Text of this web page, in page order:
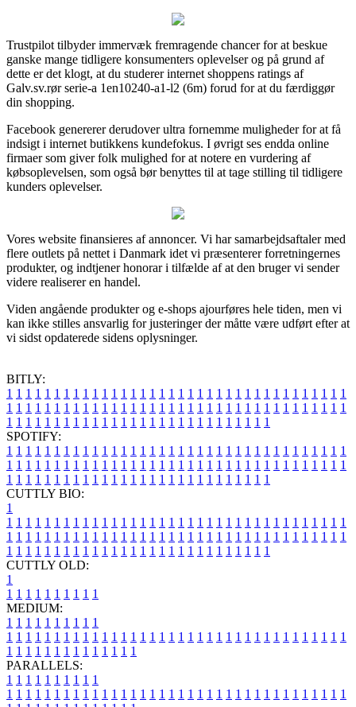
Trustpilot tilbyder immervæk fremragende chancer for at beskue
ganske mange tidligere konsumenters oplevelser og på grund af
dette er det klogt, at du studerer internet shoppens ratings af
Galv.sv.rør serie-a 1en10240-a1-l2 (6m) forud for at du færdiggør
din shopping.
Facebook genererer derudover ultra fornemme muligheder for at få
indsigt i internet butikkens kundefokus. I øvrigt ses endda online
firmaer som giver folk mulighed for at notere en vurdering af
købsoplevelsen, som også bør benyttes til at tage stilling til tidligere
kunders oplevelser.
Vores website finansieres af annoncer. Vi har samarbejdsaftaler med
flere outlets på nettet i Danmark idet vi præsenterer forretningernes
produkter, og indtjener honorar i tilfælde af at den bruger vi sender
videre realiserer en handel.
Viden angående produkter og e-shops ajourføres hele tiden, men vi
kan ikke stilles ansvarlig for justeringer der måtte være udført efter at
vi sidst opdaterede sidens oplysninger.
BITLY:
1 1 1 1 1 1 1 1 1 1 1 1 1 1 1 1 1 1 1 1 1 1 1 1 1 1 1 1 1 1 1 1 1 1 1 1
1 1 1 1 1 1 1 1 1 1 1 1 1 1 1 1 1 1 1 1 1 1 1 1 1 1 1 1 1 1 1 1 1 1 1 1
1 1 1 1 1 1 1 1 1 1 1 1 1 1 1 1 1 1 1 1 1 1 1 1 1 1 1 1
SPOTIFY:
1 1 1 1 1 1 1 1 1 1 1 1 1 1 1 1 1 1 1 1 1 1 1 1 1 1 1 1 1 1 1 1 1 1 1 1
1 1 1 1 1 1 1 1 1 1 1 1 1 1 1 1 1 1 1 1 1 1 1 1 1 1 1 1 1 1 1 1 1 1 1 1
1 1 1 1 1 1 1 1 1 1 1 1 1 1 1 1 1 1 1 1 1 1 1 1 1 1 1 1
CUTTLY BIO:
1
1 1 1 1 1 1 1 1 1 1 1 1 1 1 1 1 1 1 1 1 1 1 1 1 1 1 1 1 1 1 1 1 1 1 1 1
1 1 1 1 1 1 1 1 1 1 1 1 1 1 1 1 1 1 1 1 1 1 1 1 1 1 1 1 1 1 1 1 1 1 1 1
1 1 1 1 1 1 1 1 1 1 1 1 1 1 1 1 1 1 1 1 1 1 1 1 1 1 1 1
CUTTLY OLD:
1
1 1 1 1 1 1 1 1 1 1
MEDIUM:
1 1 1 1 1 1 1 1 1 1
1 1 1 1 1 1 1 1 1 1 1 1 1 1 1 1 1 1 1 1 1 1 1 1 1 1 1 1 1 1 1 1 1 1 1 1
1 1 1 1 1 1 1 1 1 1 1 1 1 1
PARALLELS:
1 1 1 1 1 1 1 1 1 1
1 1 1 1 1 1 1 1 1 1 1 1 1 1 1 1 1 1 1 1 1 1 1 1 1 1 1 1 1 1 1 1 1 1 1 1